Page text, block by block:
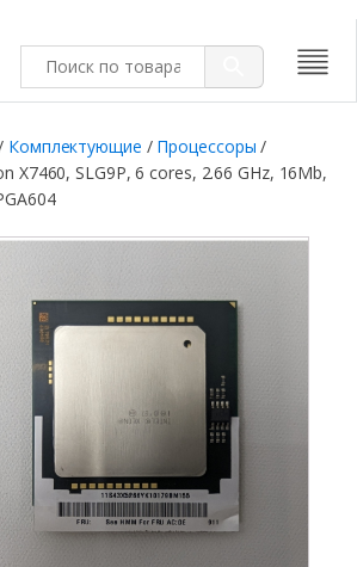
Комплектующие / Процессоры /
X7460, SLG9P, 6 cores, 2.66 GHz, 16Mb,